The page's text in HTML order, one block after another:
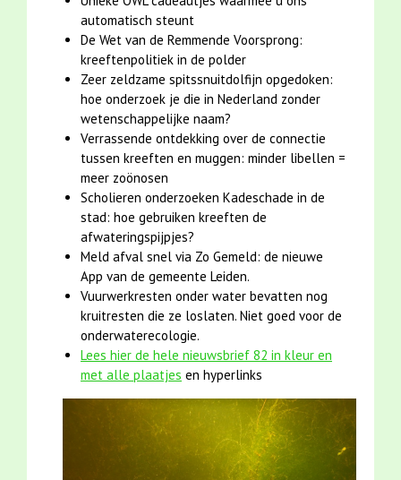
automatisch steunt
De Wet van de Remmende Voorsprong:
kreeftenpolitiek in de polder
Zeer zeldzame spitssnuitdolfijn opgedoken:
hoe onderzoek je die in Nederland zonder
wetenschappelijke naam?
Verrassende ontdekking over de connectie
tussen kreeften en muggen: minder libellen =
meer zoönosen
Scholieren onderzoeken Kadeschade in de
stad: hoe gebruiken kreeften de
afwateringspijpjes?
Meld afval snel via Zo Gemeld: de nieuwe
App van de gemeente Leiden.
Vuurwerkresten onder water bevatten nog
kruitresten die ze loslaten. Niet goed voor de
onderwaterecologie.
Lees hier de hele nieuwsbrief 82 in kleur en
met alle plaatjes en hyperlinks